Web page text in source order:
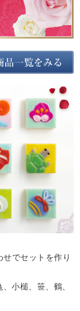
でセットを作り
小槌、笹、鶴、